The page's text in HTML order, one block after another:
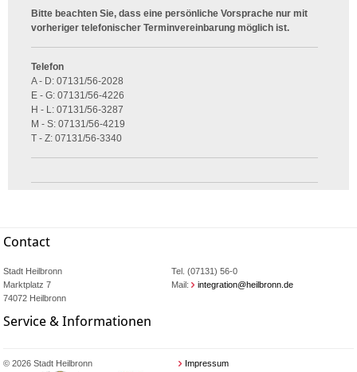
Bitte beachten Sie, dass eine persönliche Vorsprache nur mit
vorheriger telefonischer Terminvereinbarung möglich ist.
Telefon
A - D: 07131/56-2028
E - G: 07131/56-4226
H - L: 07131/56-3287
M - S: 07131/56-4219
T - Z: 07131/56-3340
Contact
Stadt Heilbronn
Marktplatz 7
74072 Heilbronn
Tel. (07131) 56-0
Mail:
integration@heilbronn.de
Service & Informationen
© 2026 Stadt Heilbronn Impressum